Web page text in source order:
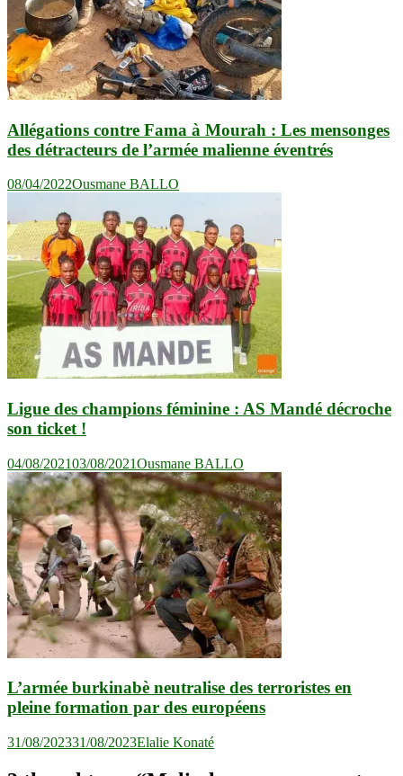
Allégations contre Fama à Mourah : Les mensonges
des détracteurs de l’armée malienne éventrés
08/04/2022Ousmane BALLO
Ligue des champions féminine : AS Mandé décroche
son ticket !
04/08/202103/08/2021Ousmane BALLO
L’armée burkinabè neutralise des terroristes en
pleine formation par des européens
31/08/202331/08/2023Elalie Konaté